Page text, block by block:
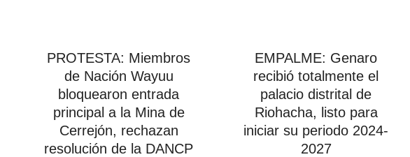
PROTESTA: Miembros
de Nación Wayuu
bloquearon entrada
principal a la Mina de
Cerrejón, rechazan
resolución de la DANCP
EMPALME: Genaro
recibió totalmente el
palacio distrital de
Riohacha, listo para
iniciar su periodo 2024-
2027